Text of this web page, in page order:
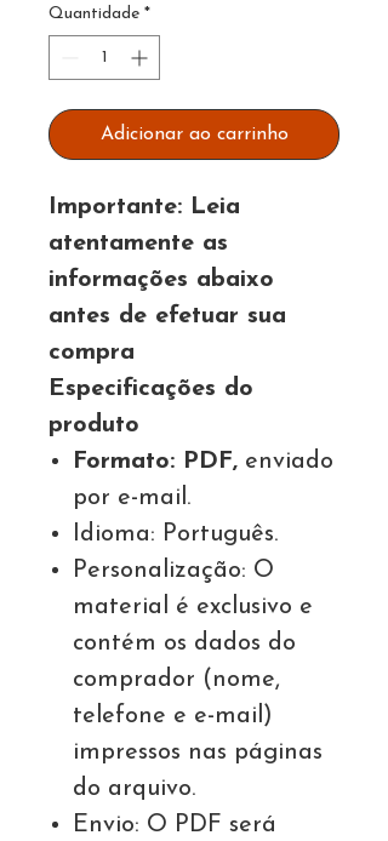
Quantidade *
Adicionar ao carrinho
Importante: Leia
atentamente as
informações abaixo
antes de efetuar sua
compra
Especificações do
produto
Formato: PDF, enviado
por e-mail.
Idioma: Português.
Personalização: O
material é exclusivo e
contém os dados do
comprador (nome,
telefone e e-mail)
impressos nas páginas
do arquivo.
Envio: O PDF será